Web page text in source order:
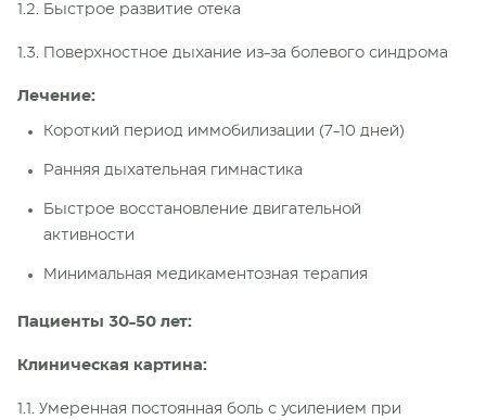
1.2. Быстрое развитие отека
1.3. Поверхностное дыхание из-за болевого синдрома
Лечение:
Короткий период иммобилизации (7-10 дней)
Ранняя дыхательная гимнастика
Быстрое восстановление двигательной
активности
Минимальная медикаментозная терапия
Пациенты 30-50 лет:
Клиническая картина:
1.1. Умеренная постоянная боль с усилением при